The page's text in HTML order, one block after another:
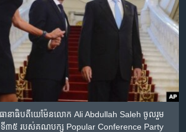
ធានាធិបតី​យេម៉ែន​លោក Ali Abdullah Saleh ចូល​រួម​
ទី៣៥ របស់​គណបក្ស​ Popular Conference Party